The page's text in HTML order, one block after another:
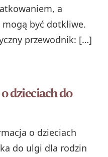
a
mogą być dotkliwe.
przewodnik: […]
dzieciach do
o dzieciach
do ulgi dla rodzin